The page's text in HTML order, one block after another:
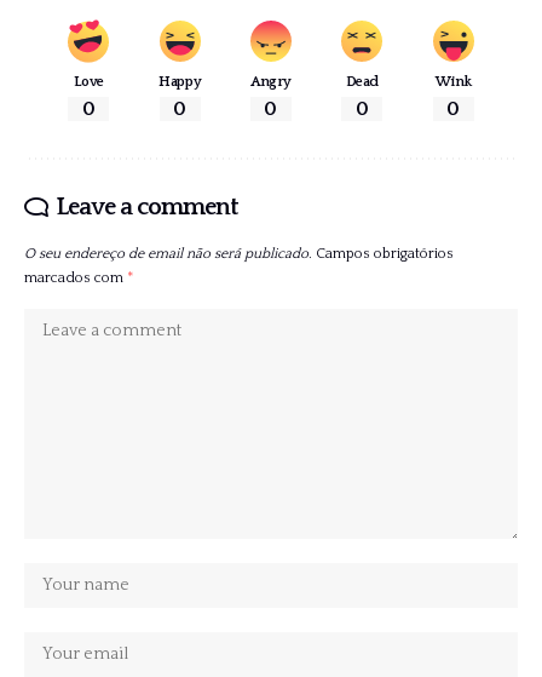
Love
0
Happy
0
Angry
0
Dead
0
Wink
0
Leave a comment
O seu endereço de email não será publicado. Campos obrigatórios
marcados com *